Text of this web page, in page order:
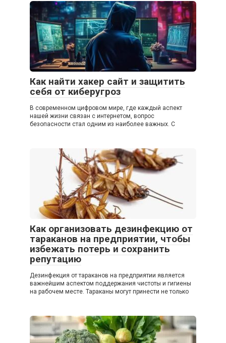
Как найти хакер сайт и защитить
себя от киберугроз
В современном цифровом мире, где каждый аспект
нашей жизни связан с интернетом, вопрос
безопасности стал одним из наиболее важных. С
Как организовать дезинфекцию от
тараканов на предприятии, чтобы
избежать потерь и сохранить
репутацию
Дезинфекция от тараканов на предприятии является
важнейшим аспектом поддержания чистоты и гигиены
на рабочем месте. Тараканы могут принести не только